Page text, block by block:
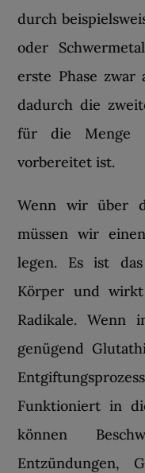
durch
oder
erste Phase zwar
dadurch die
für die Menge
vorbereitet ist.
Wenn wir über
müssen wir
legen. Es ist
Körper und
Radikale. Wenn
genügend
Funktioniert in
können
Entzündungen,